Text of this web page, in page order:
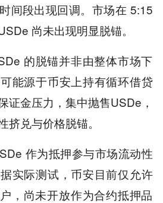
间段出现回调。市场在 5:15
尚未出现明显脱锚。
的脱锚并非由整体市场下
能源于币安上持有循环借贷
证金压力，集中抛售USDe，
挤兑与价格脱锚。
作为抵押参与市场流动性
实际测试，币安目前仅允许
，尚未开放作为合约抵押品